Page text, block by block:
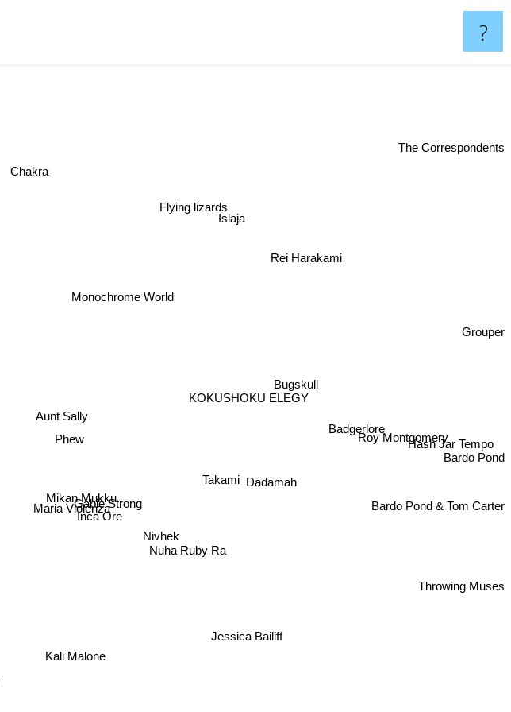
?
Phew
Aunt Sally
Gabie Strong
Inca Ore
Maria Violenza
Nivhek
Nuha Ruby Ra
Takami
Monochrome World
Dadamah
KOKUSHOKU ELEGY
Bugskull
Rei Harakami
Flying lizards
Kali Malone
Jessica Bailiff
Badgerlore
Chakra
Bardo Pond & Tom Carter
Islaja
Roy Montgomery
Throwing Muses
Hash Jar Tempo
Bardo Pond
The Correspondents
Grouper